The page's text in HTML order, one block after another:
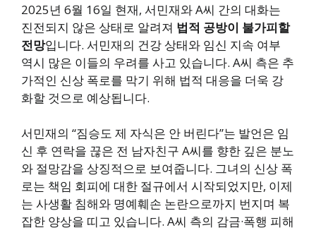
2025년 6월 16일 현재, 서민재와 A씨 간의 대화는
진전되지 않은 상태로 알려져 법적 공방이 불가피할
전망입니다. 서민재의 건강 상태와 임신 지속 여부
역시 많은 이들의 우려를 사고 있습니다. A씨 측은 추
가적인 신상 폭로를 막기 위해 법적 대응을 더욱 강
화할 것으로 예상됩니다.
서민재의 “짐승도 제 자식은 안 버린다”는 발언은 임
신 후 연락을 끊은 전 남자친구 A씨를 향한 깊은 분노
와 절망감을 상징적으로 보여줍니다. 그녀의 신상 폭
로는 책임 회피에 대한 절규에서 시작되었지만, 이제
는 사생활 침해와 명예훼손 논란으로까지 번지며 복
잡한 양상을 띠고 있습니다. A씨 측의 감금·폭행 피해